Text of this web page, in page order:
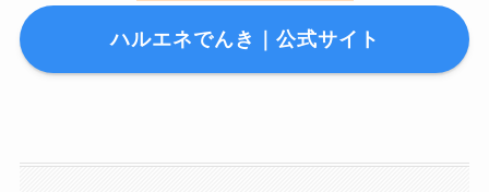
ハルエネでんき｜公式サイト